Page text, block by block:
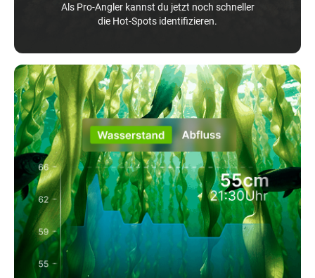
Als Pro-Angler kannst du jetzt noch schneller
die Hot-Spots identifizieren.